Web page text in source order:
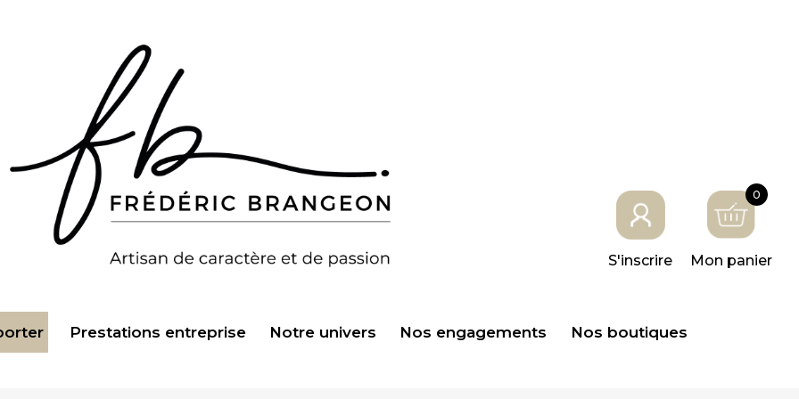
S'inscrire
0
Mon panier
Prestations entreprise Notre univers Nos engagements Nos boutiques